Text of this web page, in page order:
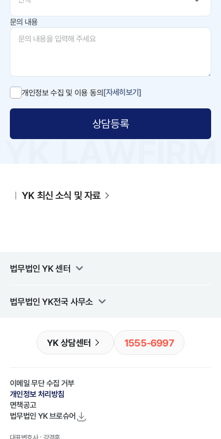
문의 내용
개인정보 수집 및 이용 동의[자세히보기]
상담등록
YK 최신 소식 및 자료
법무법인 YK센터
법무법인 YK전국 사무소
YK 상담센터 1555-6997
이메일 무단 수집 거부
개인정보 처리방침
면책공고
법무법인 YK브로슈어